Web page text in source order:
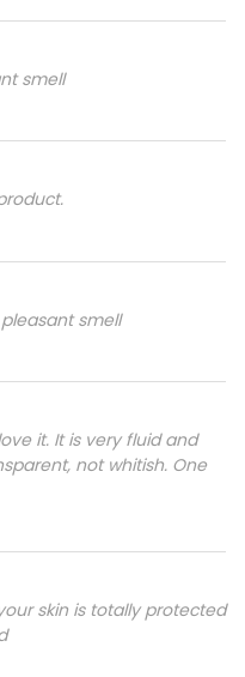
smell
smell
it. It is very fluid and
not whitish. One
skin is totally protected